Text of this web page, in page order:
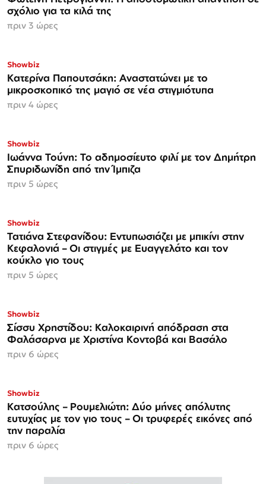
σχόλιο για τα κιλά της
πριν 3 ώρες
Showbiz
Κατερίνα Παπουτσάκη: Αναστατώνει με το
μικροσκοπικό της μαγιό σε νέα στιγμιότυπα
πριν 4 ώρες
Showbiz
Ιωάννα Τούνη: Το αδημοσίευτο φιλί με τον Δημήτρη
Σπυριδωνίδη από την Ίμπιζα
πριν 5 ώρες
Showbiz
Τατιάνα Στεφανίδου: Εντυπωσιάζει με μπικίνι στην
Κεφαλονιά – Οι στιγμές με Ευαγγελάτο και τον
κούκλο γιο τους
πριν 5 ώρες
Showbiz
Σίσσυ Χρηστίδου: Καλοκαιρινή απόδραση στα
Φαλάσαρνα με Χριστίνα Κοντοβά και Βασάλο
πριν 6 ώρες
Showbiz
Κατσούλης – Ρουμελιώτη: Δύο μήνες απόλυτης
ευτυχίας με τον γιο τους – Οι τρυφερές εικόνες από
την παραλία
πριν 6 ώρες